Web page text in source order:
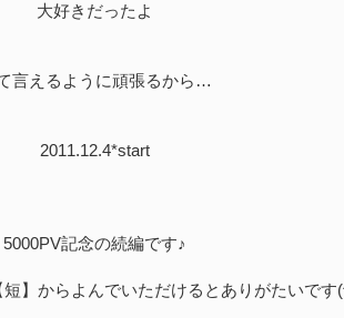
大好きだったよ
言えるように頑張るから…
2011.12.4*start
5000PV記念の続編です♪
】からよんでいただけるとありがたいです